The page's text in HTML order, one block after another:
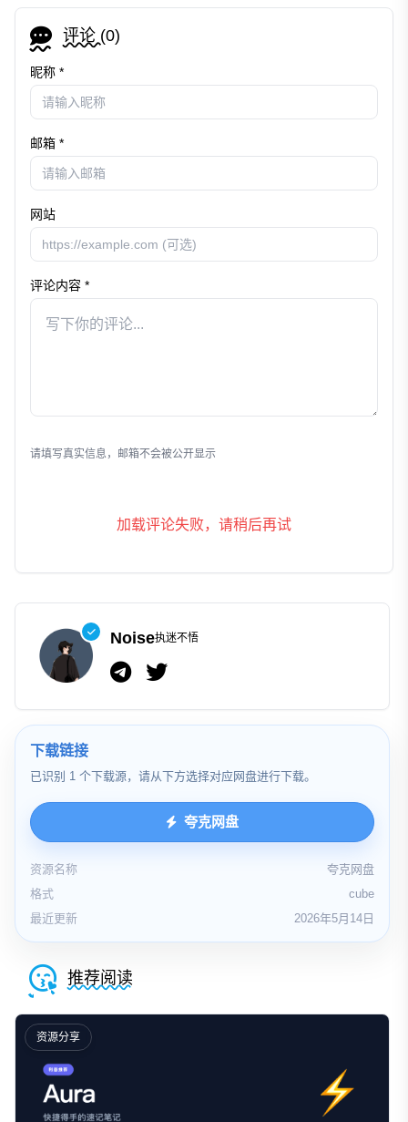
评论 (0)
昵称 *
邮箱 *
网站
评论内容 *
请填写真实信息，邮箱不会被公开显示
加载评论失败，请稍后再试
Noise执迷不悟
下载链接
已识别 1 个下载源，请从下方选择对应网盘进行下载。
夸克网盘
资源名称
夸克网盘
格式
cube
最近更新
2026年5月14日
推荐阅读
资源分享